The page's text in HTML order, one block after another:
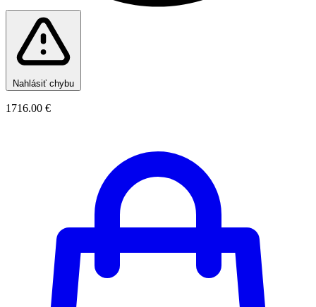
Nahlásiť chybu
1716.00 €